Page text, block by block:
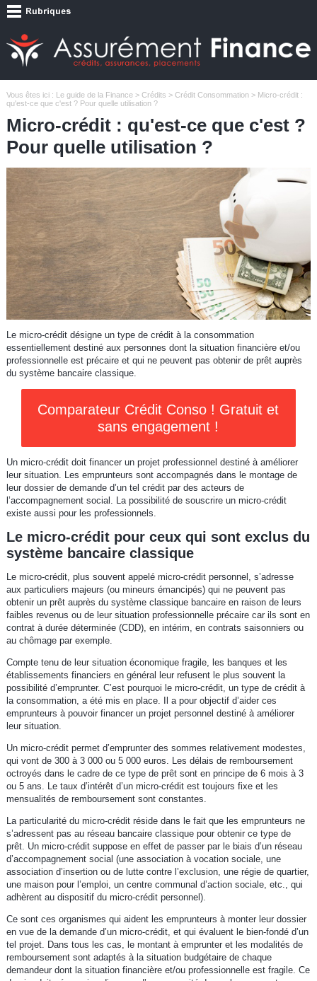
Vous êtes ici : Le guide de la Finance> Crédits > Crédit Consommation> Micro-crédit :
qu'est-ce que c'est ? Pour quelle utilisation ?
Micro-crédit : qu'est-ce que c'est ?
Pour quelle utilisation ?
Le micro-crédit désigne un type de crédit à la consommation
essentiellement destiné aux personnes dont la situation financière et/ou
professionnelle est précaire et qui ne peuvent pas obtenir de prêt auprès
du système bancaire classique.
Comparateur Crédit Conso ! Gratuit et
sans engagement !
Un micro-crédit doit financer un projet professionnel destiné à améliorer
leur situation. Les emprunteurs sont accompagnés dans le montage de
leur dossier de demande d’un tel crédit par des acteurs de
l’accompagnement social. La possibilité de souscrire un micro-crédit
existe aussi pour les professionnels.
Le micro-crédit pour ceux qui sont exclus du
système bancaire classique
Le micro-crédit, plus souvent appelé micro-crédit personnel, s’adresse
aux particuliers majeurs (ou mineurs émancipés) qui ne peuvent pas
obtenir un prêt auprès du système classique bancaire en raison de leurs
faibles revenus ou de leur situation professionnelle précaire car ils sont en
contrat à durée déterminée (CDD), en intérim, en contrats saisonniers ou
au chômage par exemple.
Compte tenu de leur situation économique fragile, les banques et les
établissements financiers en général leur refusent le plus souvent la
possibilité d’emprunter. C’est pourquoi le micro-crédit, un type de crédit à
la consommation, a été mis en place. Il a pour objectif d’aider ces
emprunteurs à pouvoir financer un projet personnel destiné à améliorer
leur situation.
Un micro-crédit permet d’emprunter des sommes relativement modestes,
qui vont de 300 à 3 000 ou 5 000 euros. Les délais de remboursement
octroyés dans le cadre de ce type de prêt sont en principe de 6 mois à 3
ou 5 ans. Le taux d’intérêt d’un micro-crédit est toujours fixe et les
mensualités de remboursement sont constantes.
La particularité du micro-crédit réside dans le fait que les emprunteurs ne
s’adressent pas au réseau bancaire classique pour obtenir ce type de
prêt. Un micro-crédit suppose en effet de passer par le biais d’un réseau
d’accompagnement social (une association à vocation sociale, une
association d’insertion ou de lutte contre l’exclusion, une régie de quartier,
une maison pour l’emploi, un centre communal d’action sociale, etc., qui
adhèrent au dispositif du micro-crédit personnel).
Ce sont ces organismes qui aident les emprunteurs à monter leur dossier
en vue de la demande d’un micro-crédit, et qui évaluent le bien-fondé d’un
tel projet. Dans tous les cas, le montant à emprunter et les modalités de
remboursement sont adaptés à la situation budgétaire de chaque
demandeur dont la situation financière et/ou professionnelle est fragile. Ce